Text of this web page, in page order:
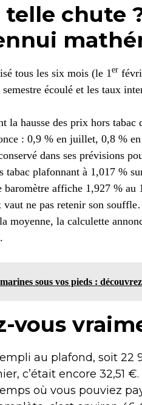
chute
tous les six mois (le 1 er
écoulé et les taux
la hausse des prix hors tabac
: 0,9 % en juillet, 0,8 %
dans ses prévisions
tabac plafonnant à 1,017 %
affiche 1,927 % au
vaut ne pas retenir son
moyenne, la calculette
marines sous vos pieds :
vous
au plafond, soit 22
c’était encore 32,51
où vous pouviez